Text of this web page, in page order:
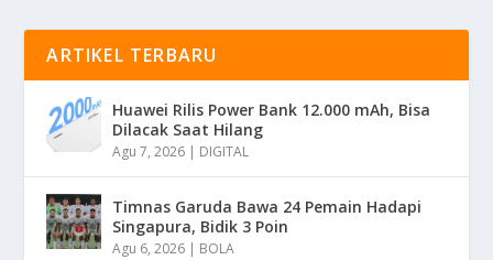
ARTIKEL TERBARU
Huawei Rilis Power Bank 12.000 mAh, Bisa
Dilacak Saat Hilang
Agu 7, 2026 | DIGITAL
Timnas Garuda Bawa 24 Pemain Hadapi
Singapura, Bidik 3 Poin
Agu 6, 2026 | BOLA